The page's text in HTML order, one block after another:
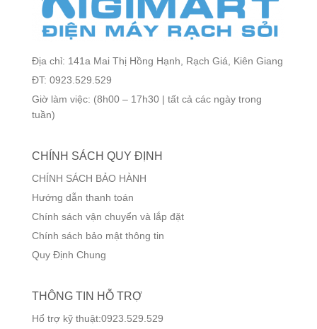
Địa chỉ: 141a Mai Thị Hồng Hạnh, Rạch Giá, Kiên Giang
ĐT: 0923.529.529
Giờ làm việc: (8h00 – 17h30 | tất cả các ngày trong
tuần)
CHÍNH SÁCH QUY ĐỊNH
CHÍNH SÁCH BẢO HÀNH
Hướng dẫn thanh toán
Chính sách vận chuyển và lắp đặt
Chính sách bảo mật thông tin
Quy Định Chung
THÔNG TIN HỖ TRỢ
Hổ trợ kỹ thuật:0923.529.529